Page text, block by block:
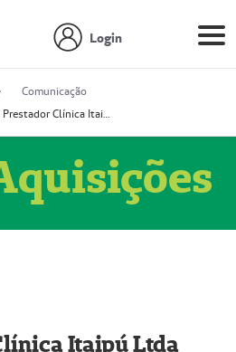
Login
Comunicação
Prestador Clínica Itaipú Ltda (51004348-2)
Itaipú Ltda